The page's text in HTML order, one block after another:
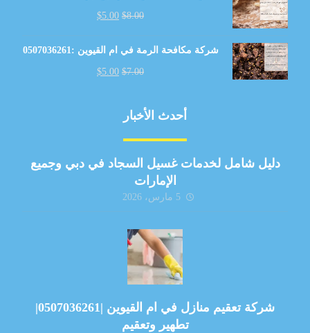
$8.00
$5.00
شركة مكافحة الرمة في ام القيوين :0507036261
$7.00
$5.00
أحدث الأخبار
دليل شامل لخدمات غسيل السجاد في دبي وجميع
الإمارات
5 مارس، 2026
شركة تعقيم منازل في ام القيوين |0507036261|
تطهير وتعقيم